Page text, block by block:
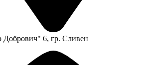
Добрович" 6, гр. Сливен